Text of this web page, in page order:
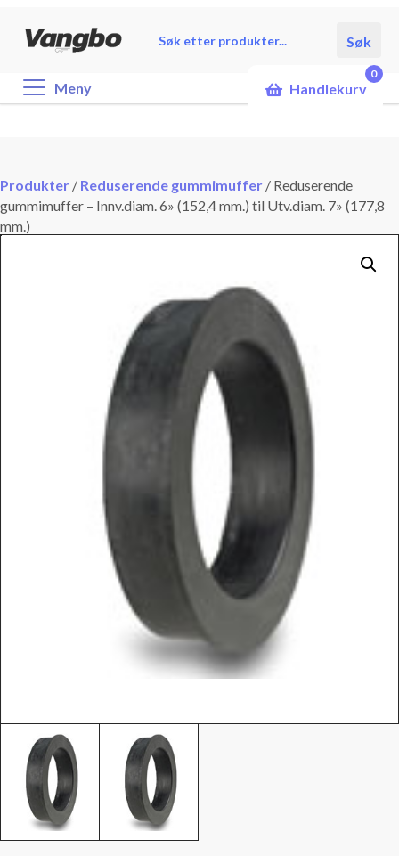
search
Søk
Meny Handlekurv
0
Produkter / Reduserende gummimuffer / Reduserende
gummimuffer – Innv.diam. 6» (152,4 mm.) til Utv.diam. 7» (177,8
mm.)